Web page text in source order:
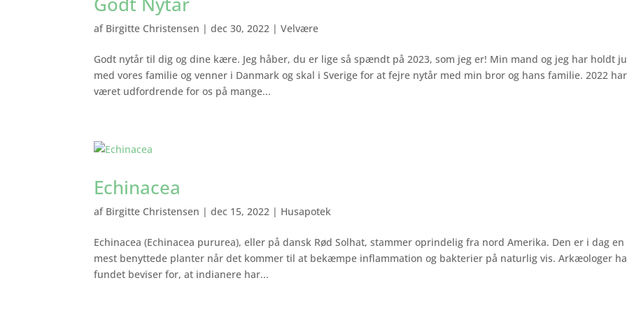
af Birgitte Christensen |dec 30, 2022 |Velvære
Godt nytår til dig og dine kære. Jeg håber, du er lige så spændt på 2023, som jeg er! Min mand og jeg har holdt
med vores familie og venner i Danmark og skal i Sverige for at fejre nytår med min bror og hans familie. 2022 har
været udfordrende for os på mange...
Echinacea
af Birgitte Christensen |dec 15, 2022 | Husapotek
Echinacea (Echinacea pururea), eller på dansk Rød Solhat, stammer oprindelig fra nord Amerika. Den er i dag en
mest benyttede planter når det kommer til at bekæmpe inflammation og bakterier på naturlig vis. Arkæologer
fundet beviser for, at indianere har...